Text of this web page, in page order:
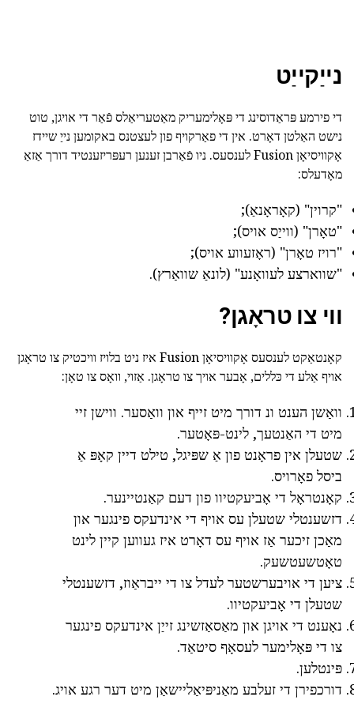
נייַקייַט
די פירמע פּראַדוסינג די פּאָלימעריק מאַטעריאַלס פֿאַר די אויגן, טוט
נישט האַלטן דאָרט. אין די פאַרקויף פון לעצטנס באקומען נייַ שיידז
אָקוויסיאָן Fusion לענסעס. ניו פֿאַרבן זענען רעפּריזענטיד דורך אַזאַ
מאָדעלס:
"קרוין" (קאָראָנאַ);
"טאָרן" (ווייַס אויס);
"רויז טאָרן" (ראָזעווע אויס);
"שווארצע לעוואָנע" (לונאַ שוואַרץ).
ווי צו טראָגן?
קאָנטאַקט לענסעס אָקוויסיאָן Fusion איז ניט בלויז וויכטיק צו טראָגן
אויף אַלע די כּללים, אָבער אויך צו טראָגן. אַזוי, וואָס צו טאָן:
וואַשן הענט ונ דורך מיט זייף און וואַסער. ווישן זיי
מיט די האַנטעך, לינט-פּאָטער.
שטעלן אין פראָנט פון אַ שפּיגל, טילט דיין קאָפּ אַ
ביסל פאָרויס.
קאָנטראָל די אָביעקטיוו פון דעם קאַנטיינער.
דזשענטלי שטעלן עס אויף די אינדעקס פינגער און
מאַכן זיכער אַז אויף עס דאָרט איז געווען קיין לינט
טאָטשעטשעק.
ציען די אויבערשטער לעדל צו די ייבראַוז, דזשענטלי
שטעלן די אָביעקטיוו.
נאָענט די אויגן און מאַסאַזשינג זייַן אינדעקס פינגער
צו די פּאָלימער לעסאָף סיטאַד.
פּינטלען.
דורכפירן די זעלבע מאַניפּיאַליישאַן מיט דער רגע אויג.